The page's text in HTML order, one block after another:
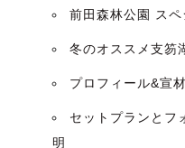
前田森林公園 ス
冬のオススメ支笏
プロフィール&宣
セットプランとフ
明